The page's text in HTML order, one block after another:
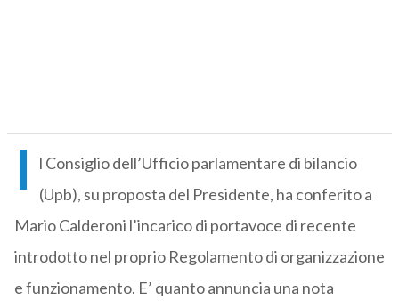
I
l Consiglio dell’Ufficio parlamentare di bilancio
(Upb), su proposta del Presidente, ha conferito a
Mario Calderoni l’incarico di portavoce di recente
introdotto nel proprio Regolamento di organizzazione
e funzionamento. E’ quanto annuncia una nota